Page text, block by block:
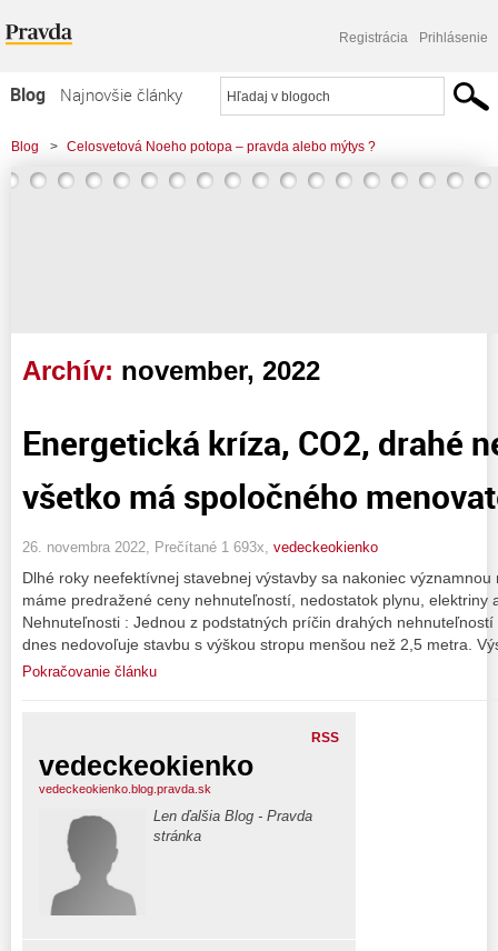
Registrácia Prihlásenie
Blog
Najnovšie články
Najčítanejšie články
Najkomentovanejšie články
Blog > Celosvetová Noeho potopa – pravda alebo mýtys ?
> Energetická kríza, CO2, drahé nehnuteľnosti, to všetko má spoločného
Archív: november, 2022
Energetická kríza, CO2, drahé
všetko má spoločného
26. novembra 2022, Prečítané 1 693x, vedeckeokienko
Dlhé roky neefektívnej stavebnej výstavby sa nakoniec
máme predražené ceny nehnuteľností, nedostatok plynu, elektriny
Nehnuteľnosti : Jednou z podstatných príčin drahých
dnes nedovoľuje stavbu s výškou stropu menšou než 2,5 metra.
Pokračovanie článku
RSS
vedeckeokienko
vedeckeokienko.blog.pravda.sk
Len ďalšia Blog - Pravda
stránka